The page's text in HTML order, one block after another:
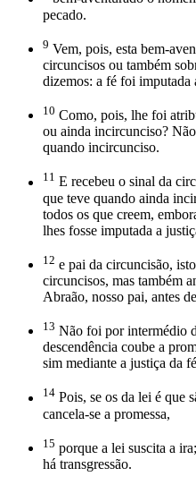
pecado.
9 Vem, pois, esta bem-
circuncisos ou também
dizemos: a fé foi imputada
10 Como, pois, lhe foi
ou ainda incircunciso?
quando incircunciso.
11 E recebeu o sinal da
que teve quando ainda
todos os que creem,
lhes fosse imputada a
12 e pai da circuncisão,
circuncisos, mas também
Abraão, nosso pai, antes
13 Não foi por intermédio
descendência coube a
sim mediante a justiça da
14 Pois, se os da lei é que
cancela-se a promessa,
15 porque a lei suscita a
há transgressão.